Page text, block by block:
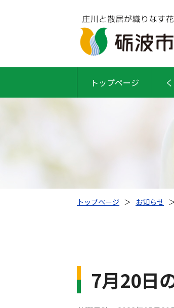
トップページ
トップページ ＞ お知らせ
7月20日